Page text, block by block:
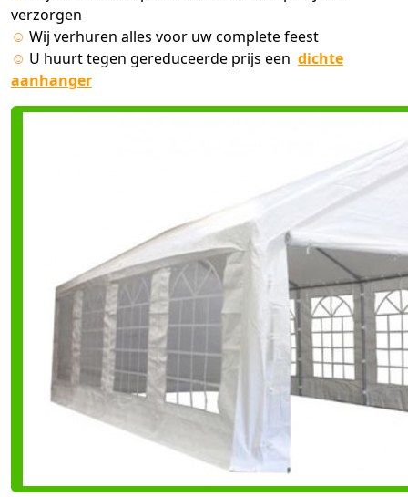
verzorgen
☺ Wij verhuren alles voor uw complete feest
☺ U huurt tegen gereduceerde prijs een dichte
aanhanger